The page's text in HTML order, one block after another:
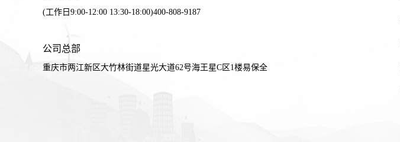
(工作日9:00-12:00 13:30-18:00)400-808-9187
公司总部
重庆市两江新区大竹林街道星光大道62号海王星C区1楼易保全